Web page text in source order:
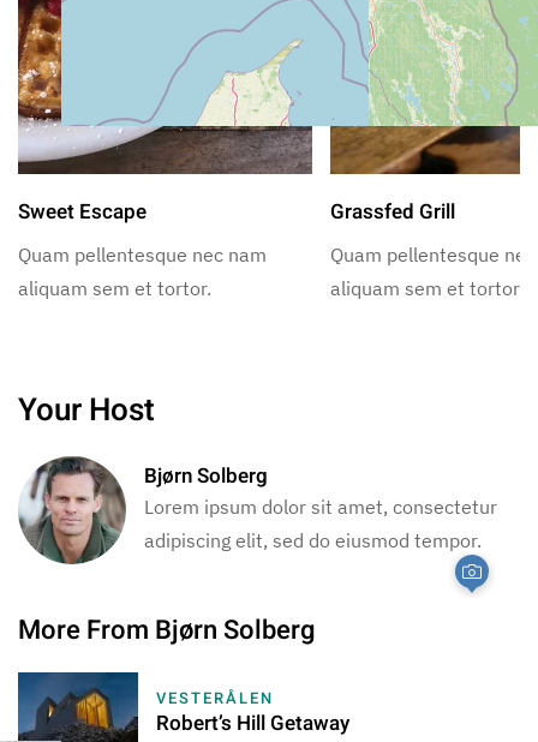
Sweet Escape
Quam pellentesque nec nam
aliquam sem et tortor.
Grassfed Grill
Quam pellentesque
aliquam sem et tortor.
Your Host
Bjørn Solberg
Lorem ipsum dolor sit amet, consectetur
adipiscing elit, sed do eiusmod tempor.
More From Bjørn Solberg
VESTERÅLEN
Robert’s Hill Getaway